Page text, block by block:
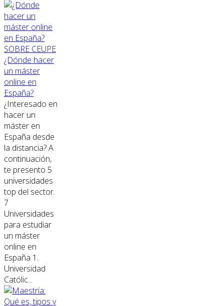
SOBRE CEUPE
¿Dónde hacer
un máster
online en
España?
¿Interesado en
hacer un
máster en
España desde
la distancia? A
continuación,
te presento 5
universidades
top del sector.
7
Universidades
para estudiar
un máster
online en
España 1.
Universidad
Católic...